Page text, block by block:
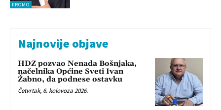
PROMO
Najnovije objave
HDZ pozvao Nenada Bošnjaka,
načelnika Općine Sveti Ivan
Žabno, da podnese ostavku
Četvrtak, 6. kolovoza 2026.